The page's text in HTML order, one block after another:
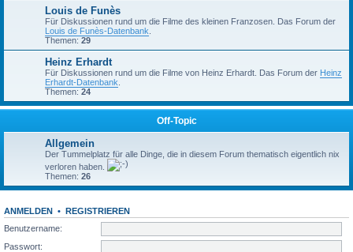
Louis de Funès
Für Diskussionen rund um die Filme des kleinen Franzosen. Das Forum der
Louis de Funès-Datenbank
Themen: 29
Heinz Erhardt
Für Diskussionen rund um die Filme von Heinz Erhardt. Das Forum der Heinz
Erhardt-Datenbank
Themen: 24
Off-Topic
Allgemein
Der Tummelplatz für alle Dinge, die in diesem Forum thematisch eigentlich nix
verloren haben.
Themen: 26
ANMELDEN • REGISTRIEREN
Benutzername:
Passwort: